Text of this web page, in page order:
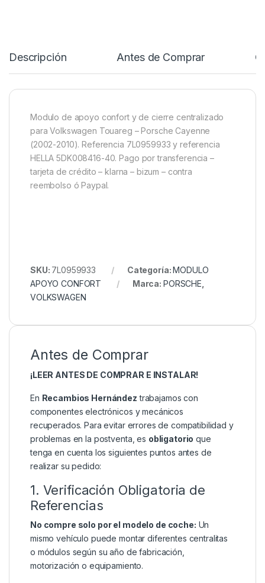
Descripción Antes de Comprar
Modulo de apoyo confort y de cierre centralizado
para Volkswagen Touareg – Porsche Cayenne
(2002-2010). Referencia 7L0959933 y referencia
HELLA 5DK008416-40. Pago por transferencia –
tarjeta de crédito – klarna – bizum – contra
reembolso ó Paypal.
SKU: 7L0959933 Categoría:MODULO
APOYO CONFORT
Marca: PORSCHE
VOLKSWAGEN
Antes de Comprar
¡LEER ANTES DE COMPRAR E INSTALAR!
En Recambios Hernández trabajamos con
componentes electrónicos y mecánicos
recuperados. Para evitar errores de compatibilidad y
problemas en la postventa, es obligatorio que
tenga en cuenta los siguientes puntos antes de
realizar su pedido:
1. Verificación Obligatoria de
Referencias
No compre solo por el modelo de coche: Un
mismo vehículo puede montar diferentes centralitas
o módulos según su año de fabricación,
motorización o equipamiento.